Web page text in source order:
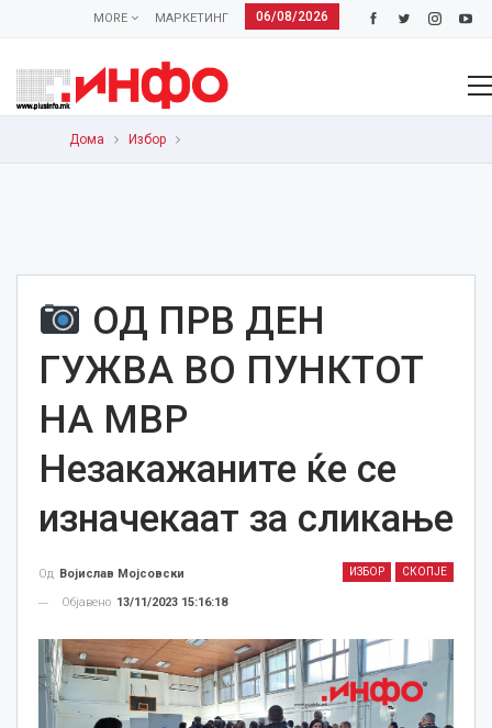
06/08/2026
МАРКЕТИНГ
MORE
Дома Избор
ОД ПРВ ДЕН
ГУЖВА ВО ПУНКТОТ
НА МВР
Незакажаните ќе се
изначекаат за сликање
ИЗБОР СКОПЈЕ
Од Војислав Мојсовски
Објавено 13/11/2023 15:16:18